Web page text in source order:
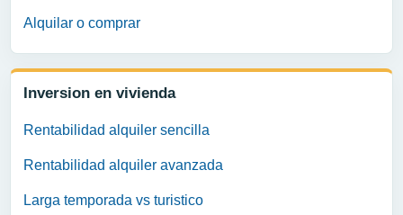
Alquilar o comprar
Inversion en vivienda
Rentabilidad alquiler sencilla
Rentabilidad alquiler avanzada
Larga temporada vs turistico